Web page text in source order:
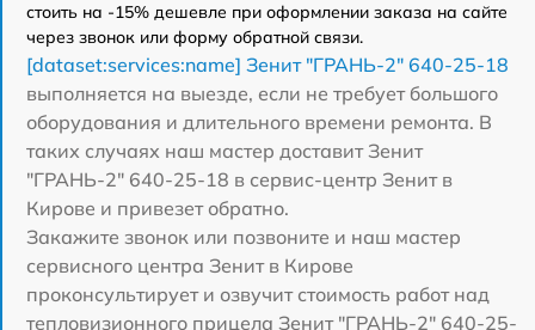
стоить на -15% дешевле при оформлении заказа на сайте
через звонок или форму обратной связи.
[dataset:services:name] Зенит "ГРАНЬ-2" 640-25-18
выполняется на выезде, если не требует большого
оборудования и длительного времени ремонта. В
таких случаях наш мастер доставит Зенит
"ГРАНЬ-2" 640-25-18 в сервис-центр Зенит в
Кирове и привезет обратно.
Закажите звонок или позвоните и наш мастер
сервисного центра Зенит в Кирове
проконсультирует и озвучит стоимость работ над
тепловизионного прицела Зенит "ГРАНЬ-2" 640-25-